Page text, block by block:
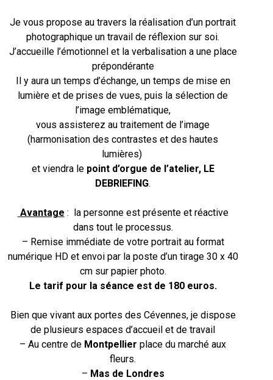
Je vous propose au travers la réalisation d’un portrait
photographique un travail de réflexion sur soi.
J’accueille l’émotionnel et la verbalisation a une place
prépondérante
Il y aura un temps d’échange, un temps de mise en
lumière et de prises de vues, puis la sélection de
l’image emblématique,
vous assisterez au traitement de l’image
(harmonisation des contrastes et des hautes
lumières)
et viendra le point d’orgue de l’atelier, LE
DEBRIEFING.
Avantage : la personne est présente et réactive
dans tout le processus.
– Remise immédiate de votre portrait au format
numérique HD et envoi par la poste d’un tirage 30 x 40
cm sur papier photo.
Le tarif pour la séance est de 180 euros.
Bien que vivant aux portes des Cévennes, je dispose
de plusieurs espaces d’accueil et de travail
– Au centre de Montpellier place du marché aux
fleurs.
– Mas de Londres